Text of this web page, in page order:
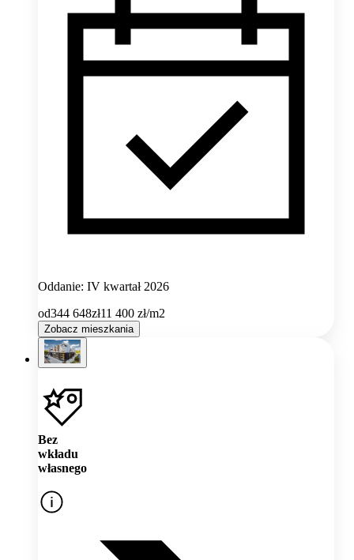
Oddanie: IV kwartał 2026
od344 648zł11 400 zł/m2
Zobacz mieszkania
Bez
wkładu
własnego